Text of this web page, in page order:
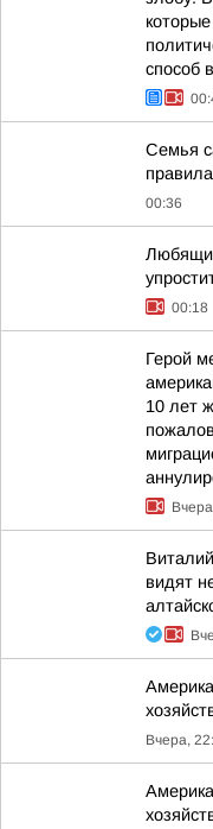
способ
Семья
правила
00:36
00:18
Герой
10 лет
видят
Вчера,